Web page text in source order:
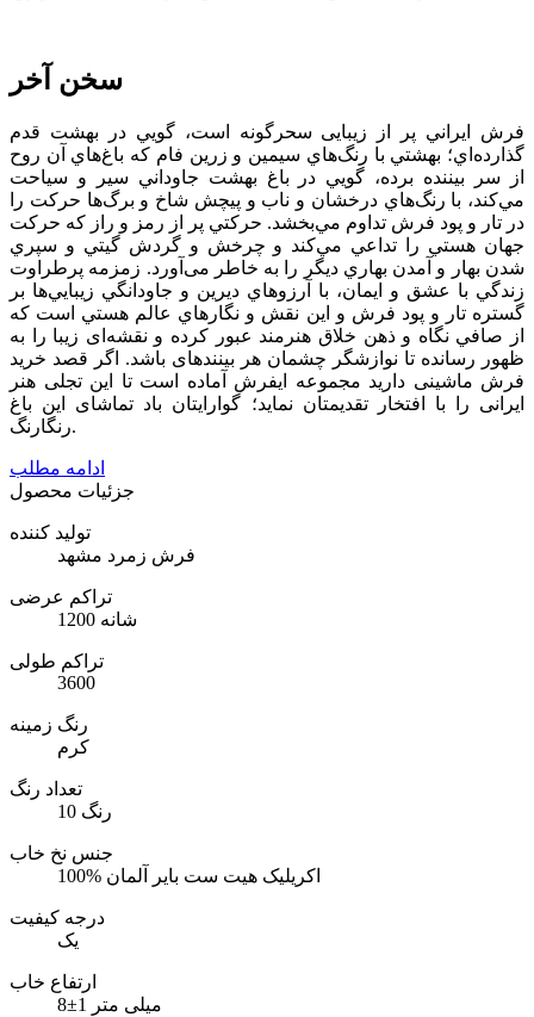
سخن آخر
فرش ايراني پر از زيبایی سحرگونه است، گويي در بهشت قدم
گذارده‌اي؛ بهشتي با رنگ‌هاي سيمين و زرين فام كه باغ‌هاي آن روح
از سر بيننده برده، ‌گويي در باغ بهشت جاوداني سير و سياحت
مي‌كند، با رنگ‌هاي درخشان و ناب و پیچش شاخ و برگ‌ها حركت را
در تار و پود فرش تداوم مي‌بخشد. حركتي پر از رمز و راز كه حركت
جهان هستي را تداعي مي‌كند و چرخش و گردش گيتي و سپري
شدن بهار و آمدن بهاري ديگر را به خاطر می‌آورد. زمزمه پرطراوت
زندگي با عشق و ايمان، با آرزوهاي ديرين و جاودانگي زيبايي‌ها بر
گستره تار و پود فرش و اين نقش و نگارهاي عالم هستي است كه
از صافي نگاه و ذهن خلاق هنرمند عبور كرده و نقشه‌ای زیبا را به
ظهور رسانده تا نوازشگر چشمان هر بیننده­ای باشد. اگر قصد خرید
فرش ماشینی دارید مجموعه ایفرش آماده است تا این تجلی هنر
ایرانی را با افتخار تقدیمتان نماید؛ گوارایتان باد تماشای این باغ
رنگارنگ.
ادامه مطلب
جزئیات محصول
تولید کننده
فرش زمرد مشهد
تراکم عرضی
1200 شانه
تراکم طولی
3600
رنگ زمینه
کرم
تعداد رنگ
10 رنگ
جنس نخ خاب
100% اکریلیک هیت ست بایر آلمان
درجه کیفیت
یک
ارتفاع خاب
8±1 میلی متر